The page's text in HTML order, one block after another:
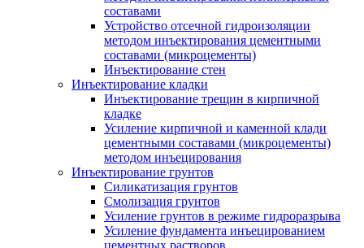
составами
Устройство отсечной гидроизоляции
методом инъектирования цементными
составами (микроцементы)
Инъектирование стен
Инъектирование кладки
Инъектирование трещин в кирпичной
кладке
Усиление кирпичной и каменной клади
цементными составами (микроцементы)
методом инъецирования
Инъектирование грунтов
Силикатизация грунтов
Смолизация грунтов
Усиление грунтов в режиме гидроразрыва
Усиление фундамента инъецированием
цементных растворов